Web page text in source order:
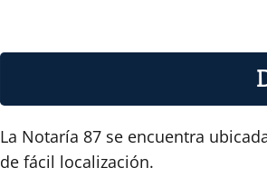
La Notaría 87 se encuentra
de fácil localización.